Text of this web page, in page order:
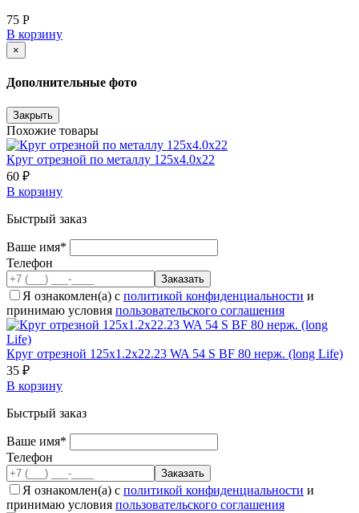
75 Р
В корзину
×
Дополнительные фото
Закрыть
Похожие товары
Круг отрезной по металлу 125х4.0х22
60 ₽
В корзину
Быстрый заказ
Ваше имя*
Телефон
Я ознакомлен(а) с политикой конфиденциальности и
принимаю условия пользовательского соглашения
Круг отрезной 125х1.2х22.23 WA 54 S BF 80 нерж. (long Life)
35 ₽
В корзину
Быстрый заказ
Ваше имя*
Телефон
Я ознакомлен(а) с политикой конфиденциальности и
принимаю условия пользовательского соглашения